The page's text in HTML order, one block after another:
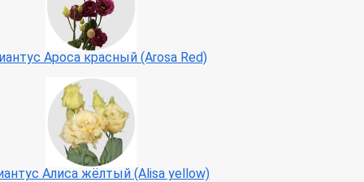
Ароса красный (Arosa Red)
Алиса жёлтый (Alisa yellow)